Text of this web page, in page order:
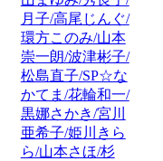
月子/高尾じんぐ/
環方このみ/山本
崇一朗/波津彬子/
松島直子/SP☆な
かてま/花輪和一/
黒娜さかき/宮川
亜希子/姫川きら
ら/山本さほ/杉